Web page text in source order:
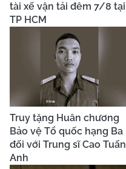
tài xế vận tải đêm 7/8 tại
TP HCM
Truy tặng Huân chương
Bảo vệ Tổ quốc hạng Ba
đối với Trung sĩ Cao Tuấn
Anh